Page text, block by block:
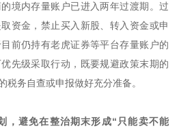
境内存量账户已进入两年过渡期。过
资金，禁止买入新股、转入资金或申
前仍持有老虎证券等平台存量账户的
先级采取行动，既要规避政策末期的
税务自查或申报做好充分准备。
，避免在整治期末形成“只能卖不能